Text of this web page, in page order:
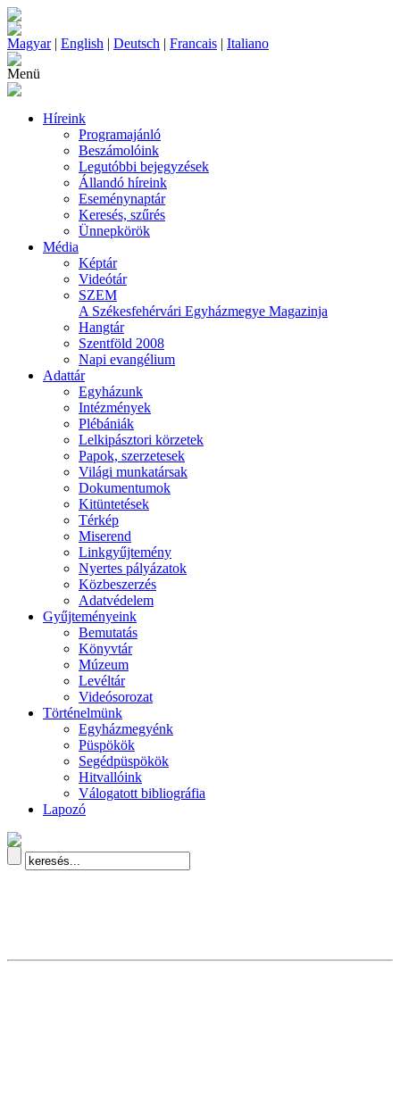
Magyar| English | Deutsch | Francais | Italiano
Menü
Híreink
Programajánló
Beszámolóink
Legutóbbi bejegyzések
Állandó híreink
Eseménynaptár
Keresés, szűrés
Ünnepkörök
Média
Képtár
Videótár
SZEM
A Székesfehérvári Egyházmegye Magazinja
Hangtár
Szentföld 2008
Napi evangélium
Adattár
Egyházunk
Intézmények
Plébániák
Lelkipásztori körzetek
Papok, szerzetesek
Világi munkatársak
Dokumentumok
Kitüntetések
Térkép
Miserend
Linkgyűjtemény
Nyertes pályázatok
Közbeszerzés
Adatvédelem
Gyűjteményeink
Bemutatás
Könyvtár
Múzeum
Levéltár
Videósorozat
Történelmünk
Egyházmegyénk
Püspökök
Segédpüspökök
Hitvallóink
Válogatott bibliográfia
Lapozó